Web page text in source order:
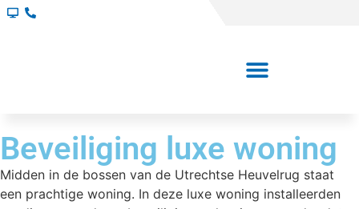
Beveiliging luxe woning
Midden in de bossen van de Utrechtse Heuvelrug staat